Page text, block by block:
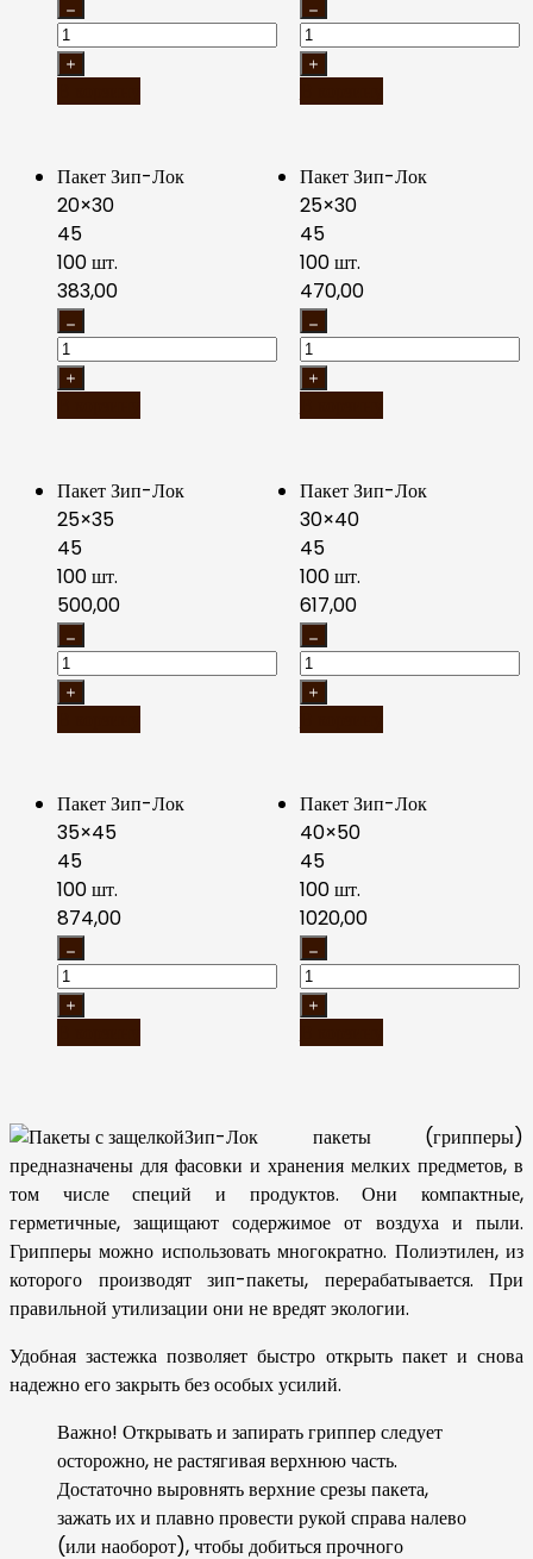
Пакет Зип-Лок
20×30
45
100 шт.
383,00
Пакет Зип-Лок
25×30
45
100 шт.
470,00
Пакет Зип-Лок
25×35
45
100 шт.
500,00
Пакет Зип-Лок
30×40
45
100 шт.
617,00
Пакет Зип-Лок
35×45
45
100 шт.
874,00
Пакет Зип-Лок
40×50
45
100 шт.
1020,00
Зип-Лок пакеты (грипперы)
предназначены для фасовки и хранения мелких предметов, в
том числе специй и продуктов. Они компактные,
герметичные, защищают содержимое от воздуха и пыли.
Грипперы можно использовать многократно. Полиэтилен, из
которого производят зип-пакеты, перерабатывается. При
правильной утилизации они не вредят экологии.
Удобная застежка позволяет быстро открыть пакет и снова
надежно его закрыть без особых усилий.
Важно! Открывать и запирать гриппер следует
осторожно, не растягивая верхнюю часть.
Достаточно выровнять верхние срезы пакета,
зажать их и плавно провести рукой справа налево
(или наоборот), чтобы добиться прочного